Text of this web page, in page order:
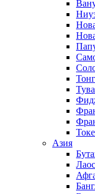
Азия
Лаос